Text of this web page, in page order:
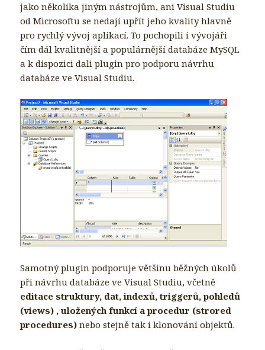
jako několika jiným nástrojům, ani Visual Studiu
od Microsoftu se nedají upřít jeho kvality hlavně
pro rychlý vývoj aplikací. To pochopili i vývojáři
čím dál kvalitnější a populárnější databáze MySQL
a k dispozici dali plugin pro podporu návrhu
databáze ve Visual Studiu.
Samotný plugin podporuje většinu běžných úkolů
při návrhu databáze ve Visual Studiu, včetně
editace struktury, dat, indexů, triggerů, pohledů
(views) , uložených funkcí a procedur (strored
procedures) nebo stejně tak i klonování objektů.